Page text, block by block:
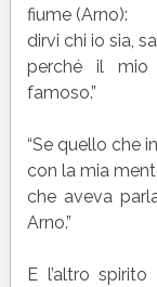
fiume (Arno):
dirvi chi io sia,
perché il mio
famoso.”
“Se quello che
con la mia
che aveva
Arno.”
E l’altro spirito